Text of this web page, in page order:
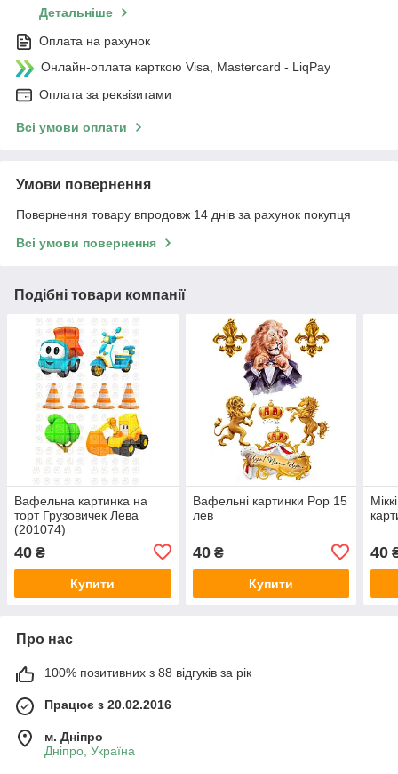
Детальніше
Оплата на рахунок
Онлайн-оплата карткою Visa, Mastercard - LiqPay
Оплата за реквізитами
Всі умови оплати
Умови повернення
Повернення товару впродовж 14 днів за рахунок покупця
Всі умови повернення
Подібні товари компанії
Вафельна картинка на
торт Грузовичек Лева
(201074)
40 ₴
Купити
Вафельні картинки Pop 15
лев
40₴
Купити
40
Про нас
100% позитивних з 88 відгуків за рік
Працює з 20.02.2016
м. Дніпро
Дніпро, Україна